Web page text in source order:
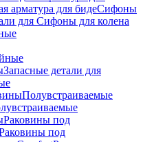
арматура для бидеСифоны
для Сифоны для колена
Запасные детали для
Полувстраиваемые
Раковины под
под